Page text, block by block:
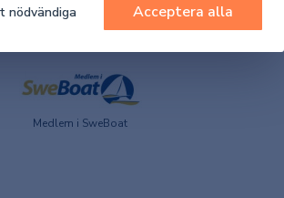
nödvändiga Acceptera alla
Huvudleverantör till
Kustbevakningen
Medlem i SweBoat